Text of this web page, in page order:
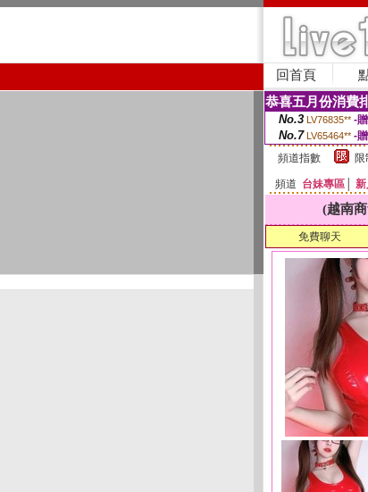
回首頁
恭喜五月份消費
No.3 LV76835** -
No.7 LV65464** -
頻道指數
限
頻道 台妹專區
(越南
免費聊天